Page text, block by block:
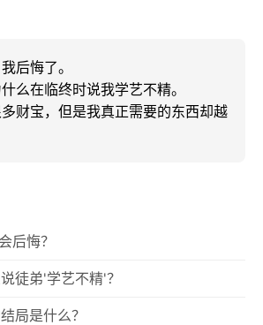
后悔了。
么在临终时说我学艺不精。
财宝，但是我真正需要的东西却越
后悔？
徒弟'学艺不精'？
局是什么？